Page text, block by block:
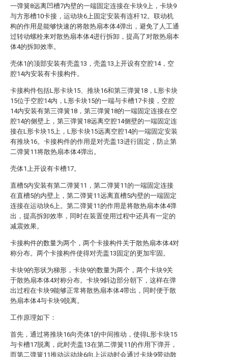
一弹簧8远离凹槽7内壁的一端固定连接在卡块9上，卡块9
与方形槽10卡接，运动块6上固定安装有连杆12。联动机
构的作用是能够快速的将散热扇本体4弹出，避免了人工通
过转动螺栓来对散热扇本体4进行拆卸，提高了对散热扇本
体4的拆卸效率。
壳体1的顶部安装有壳盖13，壳盖13上开设有空腔14，空
腔14内安装有卡接构件。
卡接构件包括L形卡块15、推块16和第三弹簧18，L形卡块
15位于空腔14内，L形卡块15的一端与卡槽17卡接，空腔
14内安装有第三弹簧18，第三弹簧18的一端固定连接在空
腔14的侧壁上，第三弹簧18远离空腔14侧壁的一端固定连
接在L形卡块15上，L形卡块15远离空腔14的一端固定安装
有推块16。卡接构件的作用是对壳盖13进行固定，防止第
二弹簧11将散热扇本体4弹出。
壳体1上开设有卡槽17。
直槽5内安装有第二弹簧11，第二弹簧11的一端固定连接
在直槽5的内壁上，第二弹簧11远离直槽5内壁的一端固定
连接在运动块6上。第二弹簧11的作用是将散热扇本体4弹
出，提高拆卸效率，同时在装置使用过程中还具有一定的
减震效果。
卡接构件的数量为两个，两个卡接构件关于散热扇本体4对
称分布。两个卡接构件使得对壳盖13固定的更加牢固。
卡块9的形状为梯形，卡块9的数量为两个，两个卡块9关
于散热扇本体4对称分布。卡块9斜边部分朝下，这样在弹
出过程在卡块9能够正常将散热扇本体4带出，同时便于散
热扇本体4与卡块9脱离。
工作原理如下：
首先，通过将推块16向壳体1的中间推动，使得L形卡块15
与卡槽17脱离，此时壳盖13在第二弹簧11的作用下弹开，
而第二弹簧11推动运动块6向上运动时会通过卡块9带动散